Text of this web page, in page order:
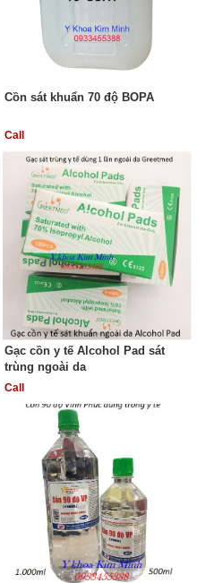
Cồn sát khuẩn 70 độ BOPA
Call
Gạc cồn y tế Alcohol Pad sát
trùng ngoài da
Call